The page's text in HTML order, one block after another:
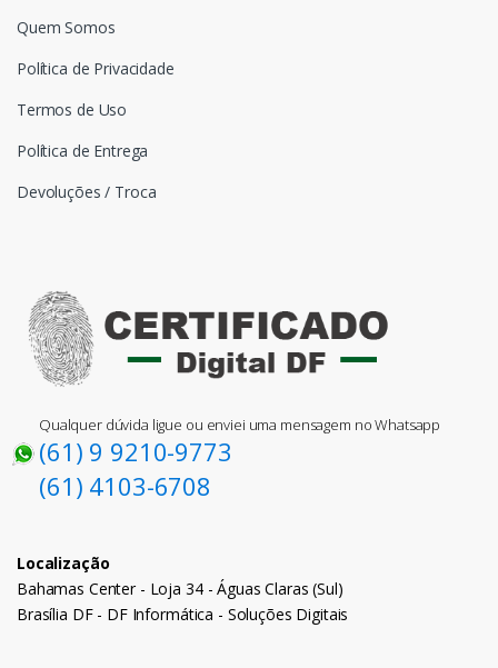
Quem Somos
Política de Privacidade
Termos de Uso
Política de Entrega
Devoluções / Troca
Qualquer dúvida ligue ou enviei uma mensagem no Whatsapp
(61) 9 9210-9773
(61) 4103-6708
Localização
Bahamas Center - Loja 34 - Águas Claras (Sul)
Brasília DF - DF Informática - Soluções Digitais